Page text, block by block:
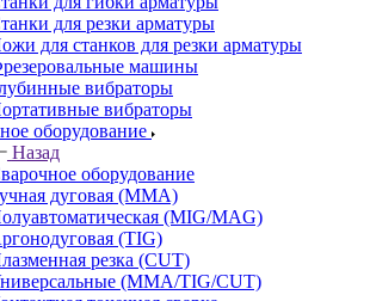
для резки арматуры
для станков для резки арматуры
машины
вибраторы
вибраторы
оборудование
Назад
оборудование
дуговая (MMA)
(MIG/MAG)
(TIG)
резка (CUT)
(MMA/TIG/CUT)